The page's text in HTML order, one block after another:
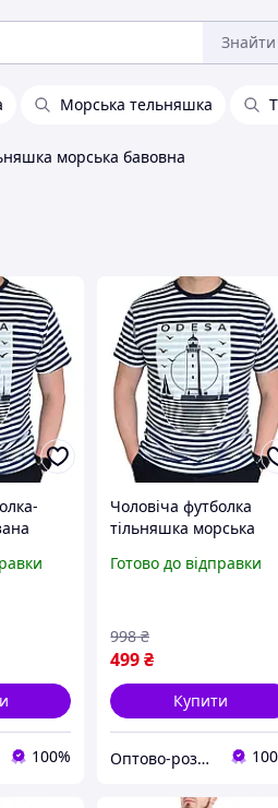
Знайти
Морська тельняшка
морська бавовна
100%
Чоловіча футболка
тільняшка морська
рукавом принт
Готово до відправки
499₴
998 ₴
Купити
Оптово-роздрібний магазин SVI